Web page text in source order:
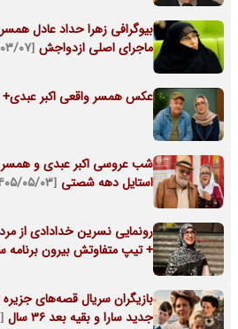
بیوگرافی زهرا حداد عادل
ماجرای اصلی ازدواجش [۱۴۰۵/۰۳/۰۷]
عکس همسر واقعی اکبر عبدی+
شب عروسی اکبر عبدی و همسر
استایل دهه شصتی [۱۴۰۵/۰۵/۰۳]
رونمایی نسرین خدادادی از
+ تیپ متفاوتش بیرون برنامه
بازیگران سریال قصه‌های
جدید سارا و بقیه بعد 36 سال
[۱۴۰۵/۰۵/۱۱]